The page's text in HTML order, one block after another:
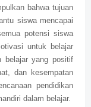
bahwa tujuan
siswa mencapai
potensi siswa
untuk belajar
belajar yang positif
dan kesempatan
pendidikan
dalam belajar.